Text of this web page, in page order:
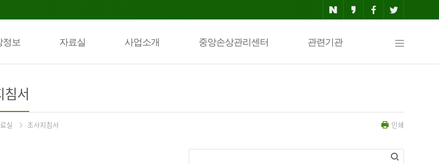
정보 자료실 사업소개 중앙손상관리센터 관련기관
침서
실 조사지침서 인쇄